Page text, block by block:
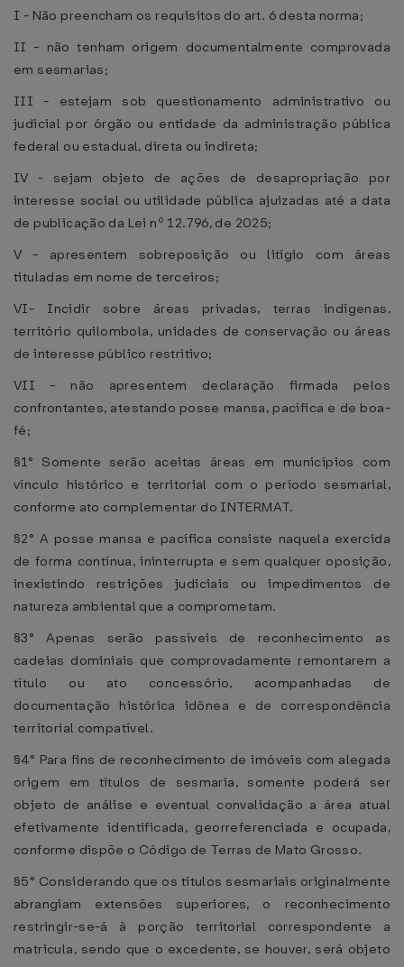
I - Não preencham os requisitos do art. 6 desta norma;
II - não tenham origem documentalmente comprovada
em sesmarias;
III - estejam sob questionamento administrativo ou
judicial por órgão ou entidade da administração pública
federal ou estadual, direta ou indireta;
IV - sejam objeto de ações de desapropriação por
interesse social ou utilidade pública ajuizadas até a data
de publicação da Lei nº 12.796, de 2025;
V - apresentem sobreposição ou litígio com áreas
tituladas em nome de terceiros;
VI- Incidir sobre áreas privadas, terras indígenas,
território quilombola, unidades de conservação ou áreas
de interesse público restritivo;
VII - não apresentem declaração firmada pelos
confrontantes, atestando posse mansa, pacífica e de boa-
fé;
§1° Somente serão aceitas áreas em municípios com
vínculo histórico e territorial com o período sesmarial,
conforme ato complementar do INTERMAT.
§2° A posse mansa e pacífica consiste naquela exercida
de forma contínua, ininterrupta e sem qualquer oposição,
inexistindo restrições judiciais ou impedimentos de
natureza ambiental que a comprometam.
§3° Apenas serão passíveis de reconhecimento as
cadeias dominiais que comprovadamente remontarem a
título ou ato concessório, acompanhadas de
documentação histórica idônea e de correspondência
territorial compatível.
§4° Para fins de reconhecimento de imóveis com alegada
origem em títulos de sesmaria, somente poderá ser
objeto de análise e eventual convalidação a área atual
efetivamente identificada, georreferenciada e ocupada,
conforme dispõe o Código de Terras de Mato Grosso.
§5° Considerando que os títulos sesmariais originalmente
abrangiam extensões superiores, o reconhecimento
restringir-se-á à porção territorial correspondente a
matricula, sendo que o excedente, se houver, será objeto